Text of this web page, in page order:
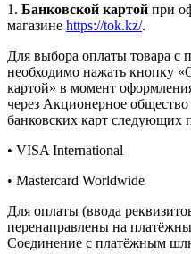
1. Банковской картой при
магазине https://tok.kz/.
Для выбора оплаты товара с
необходимо нажать кнопку
картой» в момент
через Акционерное
банковских карт следующих
• VISA International
• Mastercard Worldwide
Для оплаты (ввода
перенаправлены на
Соединение с платёжным